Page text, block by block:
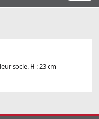
socle. H : 23 cm